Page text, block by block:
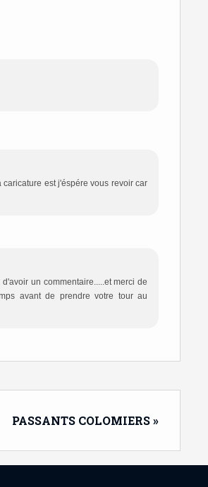
est j'éspére vous revoir car
un commentaire.....et merci de
avant de prendre votre tour au
PASSANTS COLOMIERS »